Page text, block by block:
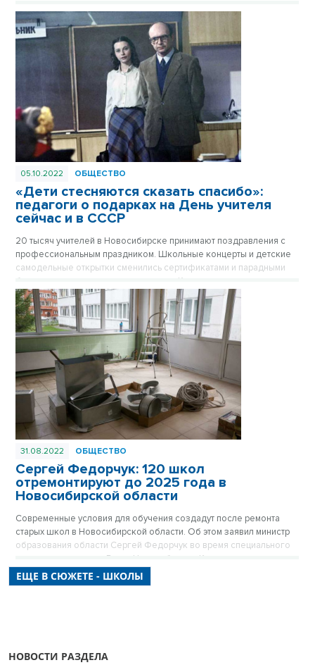
05.10.2022 ОБЩЕСТВО
«Дети стесняются сказать спасибо»:
педагоги о подарках на День учителя
сейчас и в СССР
20 тысяч учителей в Новосибирске принимают поздравления с
профессиональным праздником. Школьные концерты и детские
самодельные открытки сменились сертификатами и парадными
букетами от родительского комитета. Каким подаркам рады сами
учителя, выяснил VN.ru.
31.08.2022 ОБЩЕСТВО
Сергей Федорчук: 120 школ
отремонтируют до 2025 года в
Новосибирской области
Современные условия для обучения создадут после ремонта
старых школ в Новосибирской области. Об этом заявил министр
образования области Сергей Федорчук во время специального
выпуска программы «Вести Новосибирск». К началу нового
учебного года в регионе отремонтируют 13 школ.
ЕЩЕ В СЮЖЕТЕ - ШКОЛЫ
НОВОСТИ РАЗДЕЛА